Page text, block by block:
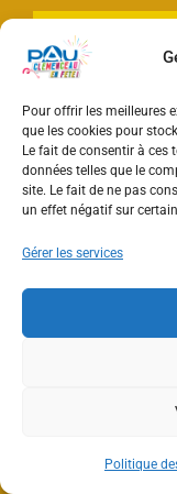
Pour offrir les meilleures
que les cookies pour
Le fait de consentir à ces
données telles que le
site. Le fait de ne pas
un effet négatif sur
Gérer les services
Politique
Dès 11h
LA FETE DU